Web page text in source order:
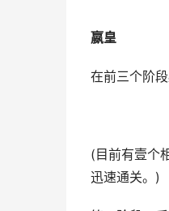
嬴皇
在前三个阶
(目前有壹个
迅速通关。)